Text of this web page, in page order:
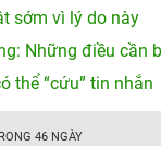
sớm vì lý do này
Những điều cần
thể “cứu” tin nhắn
46 NGÀY